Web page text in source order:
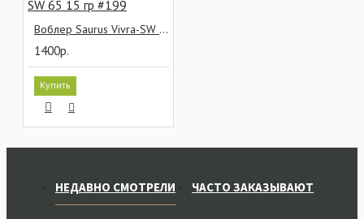
Воблер Saurus Vivra-SW 65 15 гр #199
1400р.
Купить
НЕДАВНО СМОТРЕЛИ ЧАСТО ЗАКАЗЫВАЮТ